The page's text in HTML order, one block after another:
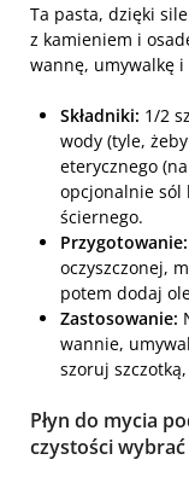
Ta pasta, dzięki
z kamieniem i
wannę, umywalkę i
Składniki: 1/2
wody (tyle,
eterycznego
opcjonalnie sól
ściernego.
Przygotowanie:
oczyszczonej,
potem dodaj
Zastosowanie:
wannie,
szoruj
Płyn do mycia
czystości